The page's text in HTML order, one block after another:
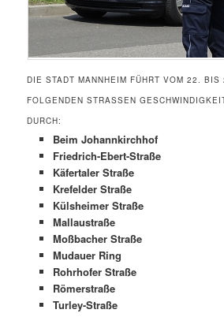
DIE STADT MANNHEIM FÜHRT VOM 22.
FOLGENDEN STRASSEN
URCH:
Beim Johannkirchhof
Friedrich-Ebert-Straße
Käfertaler Straße
Krefelder Straße
Külsheimer Straße
Mallaustraße
Moßbacher Straße
Mudauer Ring
Rohrhofer Straße
Römerstraße
Turley-Straße